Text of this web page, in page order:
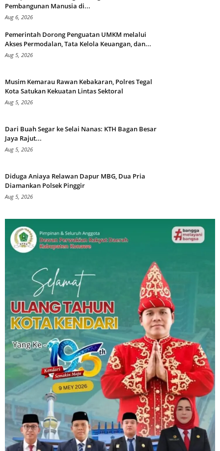
Pembangunan Manusia di...
Aug 6, 2026
Pemerintah Dorong Penguatan UMKM melalui
Akses Permodalan, Tata Kelola Keuangan, dan...
Aug 5, 2026
Musim Kemarau Rawan Kebakaran, Polres Tegal
Kota Satukan Kekuatan Lintas Sektoral
Aug 5, 2026
Dari Buah Segar ke Selai Nanas: KTH Bagan Besar
Jaya Rajut...
Aug 5, 2026
Diduga Aniaya Relawan Dapur MBG, Dua Pria
Diamankan Polsek Pinggir
Aug 5, 2026